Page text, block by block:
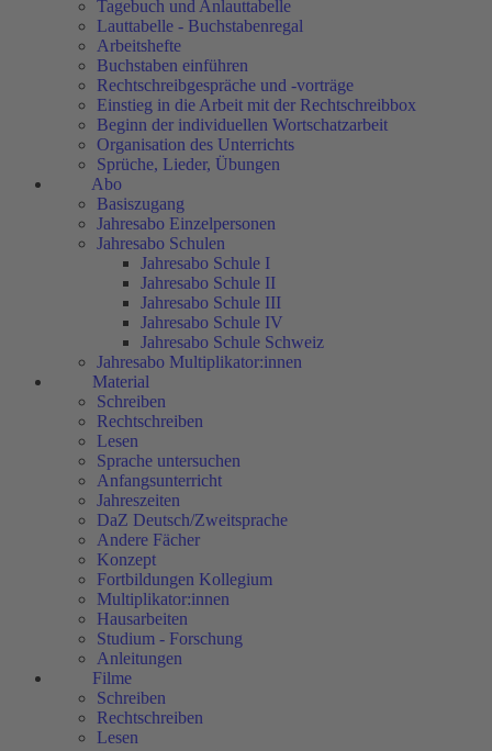
Tagebuch und Anlauttabelle
Lauttabelle - Buchstabenregal
Arbeitshefte
Buchstaben einführen
Rechtschreibgespräche und -vorträge
Einstieg in die Arbeit mit der Rechtschreibbox
Beginn der individuellen Wortschatzarbeit
Organisation des Unterrichts
Sprüche, Lieder, Übungen
Abo
Basiszugang
Jahresabo Einzelpersonen
Jahresabo Schulen
Jahresabo Schule I
Jahresabo Schule II
Jahresabo Schule III
Jahresabo Schule IV
Jahresabo Schule Schweiz
Jahresabo Multiplikator:innen
Material
Schreiben
Rechtschreiben
Lesen
Sprache untersuchen
Anfangsunterricht
Jahreszeiten
DaZ Deutsch/Zweitsprache
Andere Fächer
Konzept
Fortbildungen Kollegium
Multiplikator:innen
Hausarbeiten
Studium - Forschung
Anleitungen
Filme
Schreiben
Rechtschreiben
Lesen